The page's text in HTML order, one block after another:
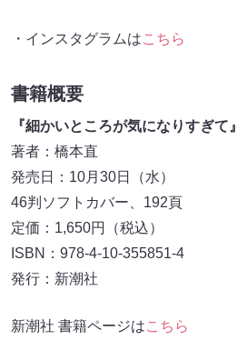
・インスタグラムはこちら
書籍概要
『細かいところが気になりすぎて』
著者：橋本直
発売日：10月30日（水）
46判ソフトカバー、192頁
定価：1,650円（税込）
ISBN：978-4-10-355851-4
発行：新潮社
新潮社 書籍ページはこちら